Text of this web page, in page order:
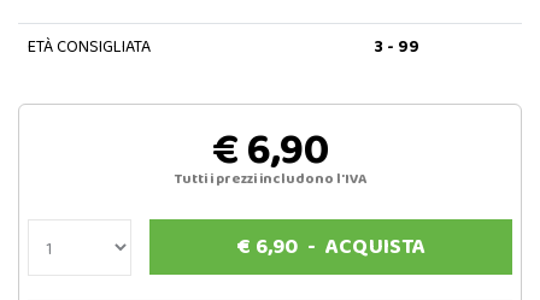
ETÀ CONSIGLIATA 3 - 99
€ 6,90
Tutti i prezzi includono l'IVA
€ 6,90- ACQUISTA